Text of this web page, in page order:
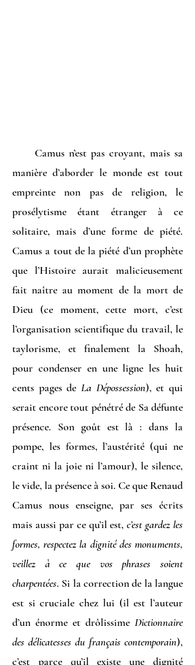
Camus n’est pas croyant, mais sa
manière d’aborder le monde est tout
empreinte non pas de religion, le
prosélytisme étant étranger à ce
solitaire, mais d’une forme de piété.
Camus a tout de la piété d’un prophète
que l’Histoire aurait malicieusement
fait naître au moment de la mort de
Dieu (ce moment, cette mort, c’est
l’organisation scientifique du travail, le
taylorisme, et finalement la Shoah,
pour condenser en une ligne les huit
cents pages de La Dépossession), et qui
serait encore tout pénétré de Sa défunte
présence. Son goût est là : dans la
pompe, les formes, l’austérité (qui ne
craint ni la joie ni l’amour), le silence,
le vide, la présence à soi. Ce que Renaud
Camus nous enseigne, par ses écrits
mais aussi par ce qu’il est,c’est gardez les
formes, respectez la dignité des monuments,
veillez à ce que vos phrases soient
charpentées. Si la correction de la langue
est si cruciale chez lui (il est l’auteur
d’un énorme et drôlissime Dictionnaire
des délicatesses du français contemporain),
c’est parce qu’il existe une dignité